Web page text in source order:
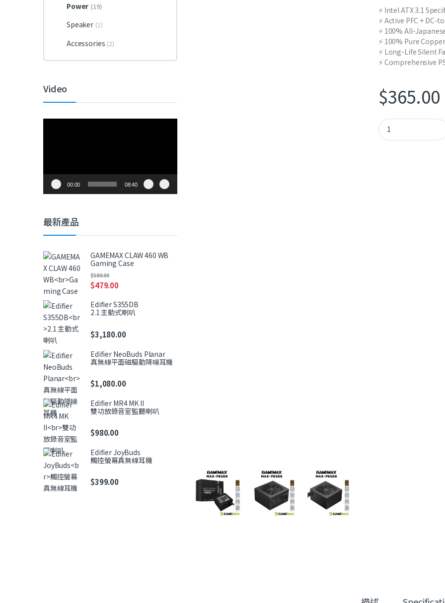
⚡ Intel ATX 3.1
⚡ Active PFC + DC-
⚡ 100% All-
⚡ 100% Pure
⚡ Long-Life Silent
⚡ Comprehensive
$365.00
GAMEMAX MAX-
Power (19)
Speaker (1)
Accessories (2)
Video
00:00 08:40
最新產品
GAMEMAX CLAW 460 WB
Gaming Case
$479.00
$580.00
Edifier S355DB
2.1 主動式喇叭
$3,180.00
Edifier NeoBuds Planar
真無線平面磁驅動降噪耳機
$1,080.00
Edifier MR4 MK II
雙功放錄音室監聽喇叭
$980.00
Edifier JoyBuds
觸控螢幕真無線耳機
$399.00